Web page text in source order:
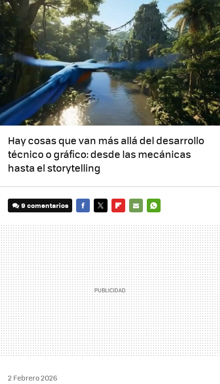
Hay cosas que van más allá del desarrollo
técnico o gráfico: desde las mecánicas
hasta el storytelling
9 comentarios
MAIL
2 Febrero 2026